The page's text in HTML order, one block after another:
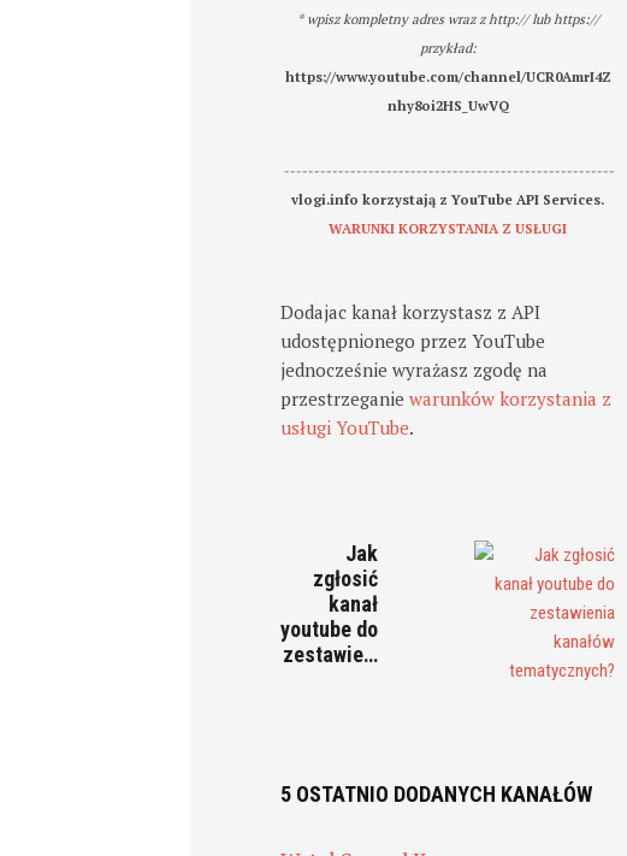
* wpisz kompletny adres wraz z http:// lub https://
przykład:
https://www.youtube.com/channel/UCR0AmrI4Z
nhy8oi2HS_UwVQ
-------------------------------------------------------
vlogi.info korzystają z YouTube API Services.
WARUNKI KORZYSTANIA Z USŁUGI
Dodajac kanał korzystasz z API
udostępnionego przez YouTube
jednocześnie wyrażasz zgodę na
przestrzeganiewarunków korzystania z
usługi YouTube.
Jak
zgłosić
kanał
youtube do
zestawie…
5 OSTATNIO DODANYCH KANAŁÓW